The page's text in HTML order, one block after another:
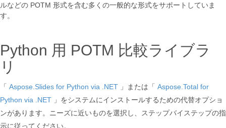
ルなどの POTM 形式を含む多くの一般的な形式をサポートしていま
す。
Python 用 POTM 比較ライブラ
リ
「 Aspose.Slides for Python via .NET 」または「 Aspose.Total for
Python via .NET 」をシステムにインストールするための代替オプショ
ンがあります。ニーズに近いものを選択し、ステップバイステップの指
示に従ってください。